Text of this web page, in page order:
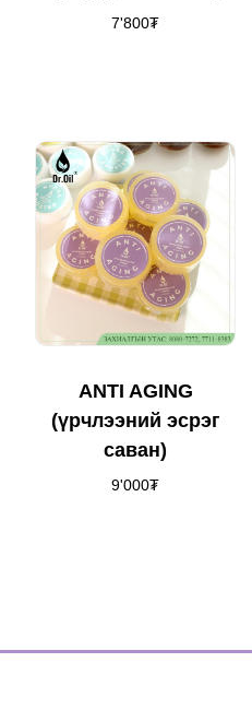
7'800₮
ANTI AGING
(үрчлээний эсрэг
саван)
9'000₮